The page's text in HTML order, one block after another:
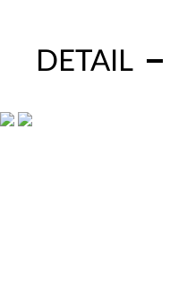
DETAIL